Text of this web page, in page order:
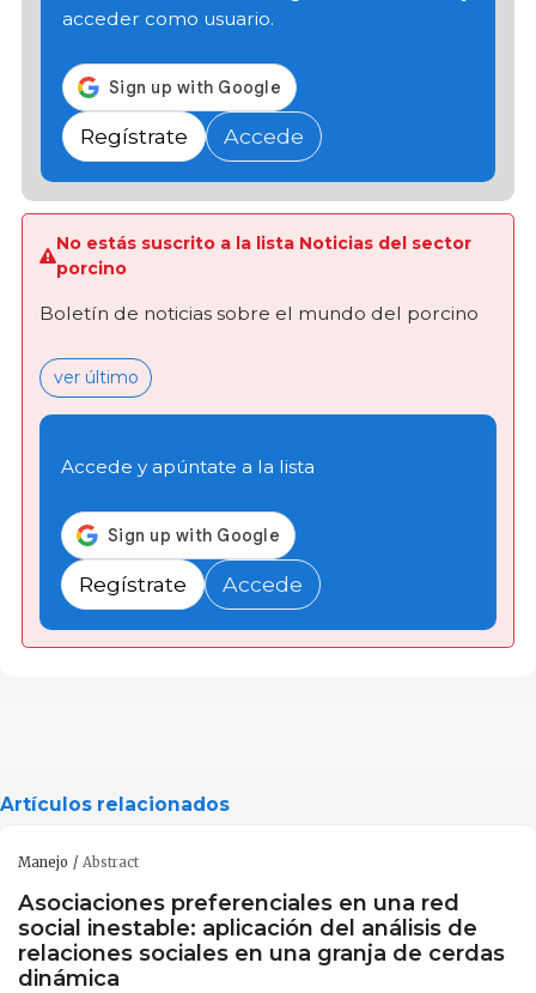
acceder como usuario.
Regístrate Accede
No estás suscrito a la lista Noticias del sector
porcino
Boletín de noticias sobre el mundo del porcino
ver último
Accede y apúntate a la lista
Regístrate Accede
Artículos relacionados
Manejo Abstract
Asociaciones preferenciales en una red
social inestable: aplicación del análisis de
relaciones sociales en una granja de cerdas
dinámica